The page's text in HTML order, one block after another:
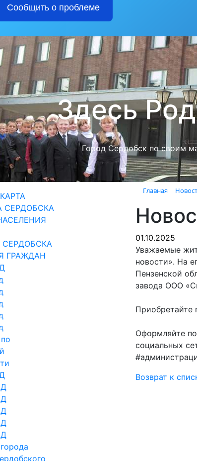
Сообщить о проблеме
Для тебя
Из года в год крепнет среди
СЕРДОБСКА
ГРАЖДАН
01.10.2025
Уважаемые
Пензенской
Приобретайте
социальных